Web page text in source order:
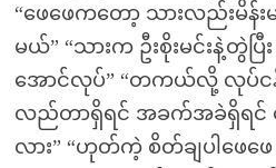
“ဖေဖေကတော့ သားလည်းမိန်း
မယ်” “သားက ဦးစိုးမင်းနဲ့တွဲ
အောင်လုပ်” “တကယ်လို့ လုပ်ငန်
လည်တာရှိရင် အခက်အခဲရှိရင် ဖ
လား” “ဟုတ်ကဲ့ စိတ်ချပါဖေဖ